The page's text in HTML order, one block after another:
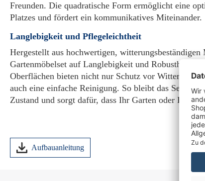
Freunden. Die quadratische Form ermöglicht eine
Platzes und fördert ein kommunikatives Miteinander.
Langlebigkeit und Pflegeleichtheit
Hergestellt aus hochwertigen, witterungsbeständigen
Gartenmöbelset auf Langlebigkeit und Robustheit
Oberflächen bieten nicht nur Schutz vor
auch eine einfache Reinigung. So bleibt das Set
Zustand und sorgt dafür, dass Ihr Garten oder Ihre
Aufbauanleitung